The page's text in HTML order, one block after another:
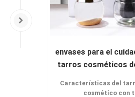
envases para el
tarros cosméticos
Características del
cosmético con